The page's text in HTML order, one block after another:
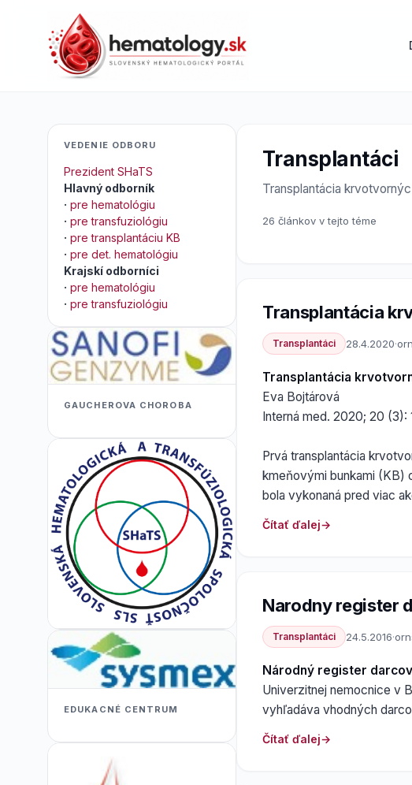
Transplantáci
Transplantácia krvotvornýc
26 článkov v tejto téme
Transplantácia
Transplantáci 28.4.2020·
Transplantácia
Eva Bojtárová
Interná med. 2020; 20 (3):
Prvá transplantácia
kmeňovými bunkami (KB)
bola vykonaná pred viac
Čítať ďalej
Narodny register
Transplantáci 24.5.2016·
Národný register
Univerzitnej nemocnice v
vyhľadáva vhodných
Čítať ďalej
VEDENIE ODBORU
Prezident SHaTS
Hlavný odborník
· pre hematológiu
· pre transfuziológiu
· pre transplantáciu KB
· pre det. hematológiu
Krajskí odborníci
· pre hematológiu
· pre transfuziológiu
GAUCHEROVA CHOROBA
EDUKACNÉ CENTRUM